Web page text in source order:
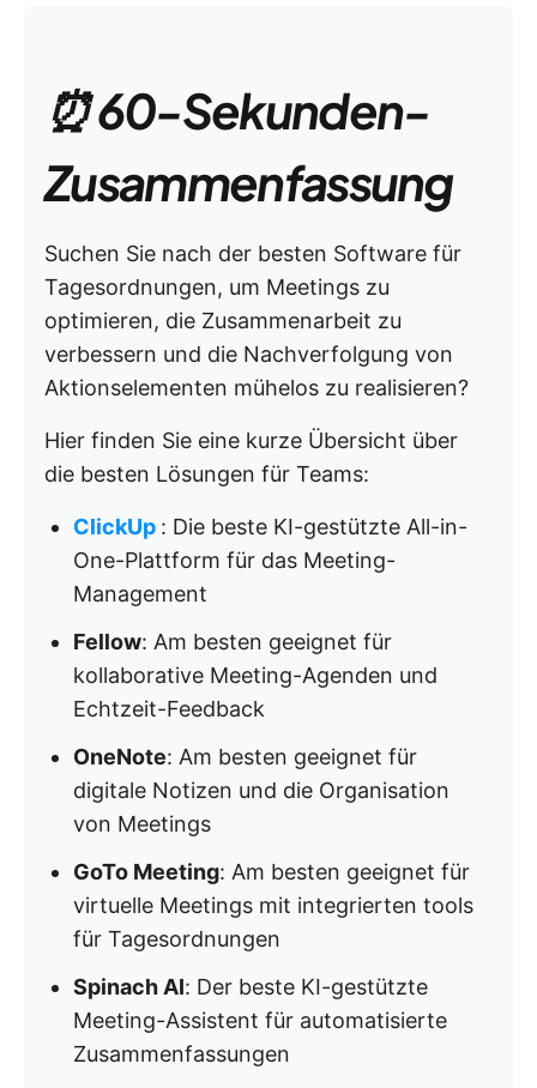
⏰ 60-Sekunden-
Zusammenfassung
Suchen Sie nach der besten Software für
Tagesordnungen, um Meetings zu
optimieren, die Zusammenarbeit zu
verbessern und die Nachverfolgung von
Aktionselementen mühelos zu realisieren?
Hier finden Sie eine kurze Übersicht über
die besten Lösungen für Teams:
ClickUp : Die beste KI-gestützte All-in-
One-Plattform für das Meeting-
Management
Fellow: Am besten geeignet für
kollaborative Meeting-Agenden und
Echtzeit-Feedback
OneNote: Am besten geeignet für
digitale Notizen und die Organisation
von Meetings
GoTo Meeting: Am besten geeignet für
virtuelle Meetings mit integrierten tools
für Tagesordnungen
Spinach AI: Der beste KI-gestützte
Meeting-Assistent für automatisierte
Zusammenfassungen